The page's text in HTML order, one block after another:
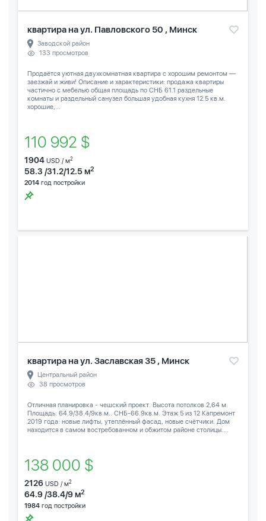
квартира на ул. Павловского 50 , Минск
Заводской район
133 просмотров
Продаётся уютная двухкомнатная квартира с хорошим ремонтом —
заезжай и живи! Описание и характеристики: продажа квартиры
частично с мебелью общая площадь по СНБ 61.1 раздельные
комнаты и раздельный санузел большая удобная кухня 12.5 кв.м.
хорошие,...
110 992 $
1904 USD / м2
58.3 /31.2/12.5 м2
2014 год постройки
квартира на ул. Заславская 35 , Минск
Центральный район
38 просмотров
Отличная планировка - чешский проект. Высота потолков 2,64 м.
Площадь: 64.9/38.4/9кв.м.. СНБ-66.9кв.м. Этаж 5 из 12 Капремонт
2019 года: новые лифты, утеплённый фасад, новые счётчики. Дом
находится в самом востребованном и обжитом районе столицы....
138 000 $
2126 USD / м2
64.9 /38.4/9 м2
1984 год постройки